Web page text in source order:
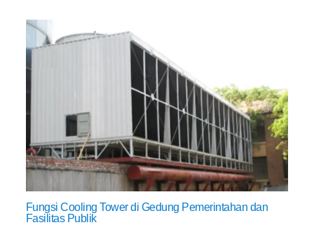
Fungsi Cooling Tower di Gedung Pemerintahan dan
Fasilitas Publik